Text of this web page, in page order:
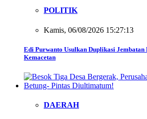
POLITIK
Kamis, 06/08/2026 15:27:13
Edi Purwanto Usulkan Duplikasi
Kemacetan
DAERAH